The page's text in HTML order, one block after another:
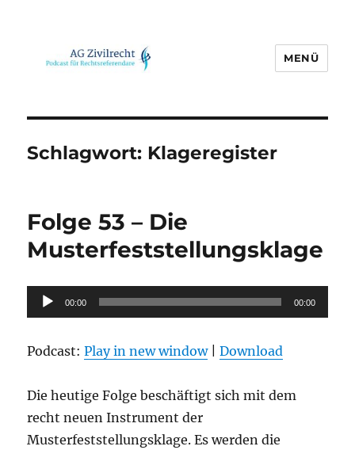
MENÜ
Schlagwort: Klageregister
Folge 53 – Die
Musterfeststellungsklage
Audio-
Player
00:00 00:00
Podcast:Play in new window|Download
Die heutige Folge beschäftigt sich mit dem
recht neuen Instrument der
Musterfeststellungsklage. Es werden die